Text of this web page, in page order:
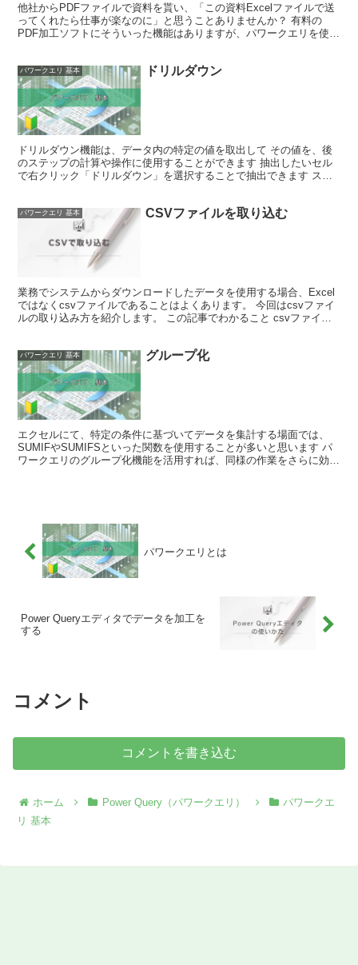
他社からPDFファイルで資料を貰い、「この資料Excelファイルで送
ってくれたら仕事が楽なのに」と思うことありませんか？ 有料の
PDF加工ソフトにそういった機能はありますが、パワークエリを使え
パワークエリ 基本 ドリルダウン
ドリルダウン機能は、データ内の特定の値を取出して その値を、後
のステップの計算や操作に使用することができます 抽出したいセル
で右クリック「ドリルダウン」を選択することで抽出できます ステ
パワークエリ 基本 CSVファイルを取り込む
業務でシステムからダウンロードしたデータを使用する場合、Excel
ではなくcsvファイルであることはよくあります。 今回はcsvファイ
ルの取り込み方を紹介します。 この記事でわかること csvファイル
パワークエリ 基本 グループ化
エクセルにて、特定の条件に基づいてデータを集計する場面では、
SUMIFやSUMIFSといった関数を使用することが多いと思います パ
ワークエリのグループ化機能を活用すれば、同様の作業をさらに効率
パワークエリとは
Power Queryエディタでデータを加工を
する
コメント
コメントを書き込む
ホーム Power Query（パワークエリ）
パワークエ
リ 基本